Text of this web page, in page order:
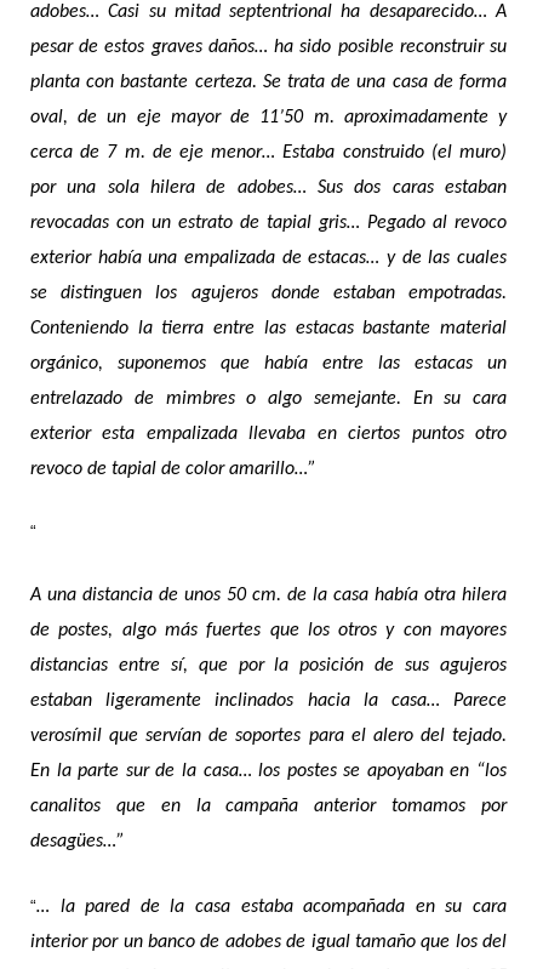
adobes… Casi su mitad septentrional ha desaparecido… A
pesar de estos graves daños… ha sido posible reconstruir su
planta con bastante certeza. Se trata de una casa de forma
oval, de un eje mayor de 11’50 m. aproximadamente y
cerca de 7 m. de eje menor… Estaba construido (el muro)
por una sola hilera de adobes… Sus dos caras estaban
revocadas con un estrato de tapial gris… Pegado al revoco
exterior había una empalizada de estacas… y de las cuales
se distinguen los agujeros donde estaban empotradas.
Conteniendo la tierra entre las estacas bastante material
orgánico, suponemos que había entre las estacas un
entrelazado de mimbres o algo semejante. En su cara
exterior esta empalizada llevaba en ciertos puntos otro
revoco de tapial de color amarillo…”
“
A una distancia de unos 50 cm. de la casa había otra hilera
de postes, algo más fuertes que los otros y con mayores
distancias entre sí, que por la posición de sus agujeros
estaban ligeramente inclinados hacia la casa… Parece
verosímil que servían de soportes para el alero del tejado.
En la parte sur de la casa… los postes se apoyaban en “los
canalitos que en la campaña anterior tomamos por
desagües…”
“… la pared de la casa estaba acompañada en su cara
interior por un banco de adobes de igual tamaño que los del